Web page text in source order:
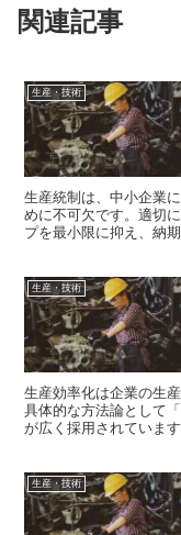
関連記事
生産・技術
生産統制は、中小企業
めに不可欠です。適切
プを最小限に抑え、納
ます。本記事では、生
生産・技術
生産効率化は企業の生
具体的な方法論として
が広く採用されていま
生産・技術